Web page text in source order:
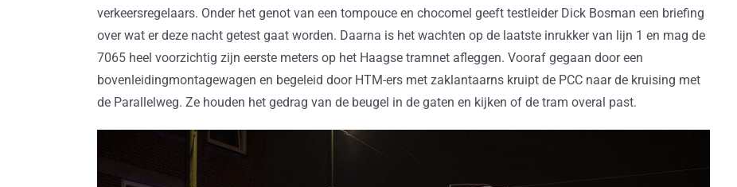
verkeersregelaars. Onder het genot van een tompouce en chocomel geeft testleider Dick Bosman een briefing
over wat er deze nacht getest gaat worden. Daarna is het wachten op de laatste inrukker van lijn 1 en mag de
7065 heel voorzichtig zijn eerste meters op het Haagse tramnet afleggen. Vooraf gegaan door een
bovenleidingmontagewagen en begeleid door HTM-ers met zaklantaarns kruipt de PCC naar de kruising met
de Parallelweg. Ze houden het gedrag van de beugel in de gaten en kijken of de tram overal past.